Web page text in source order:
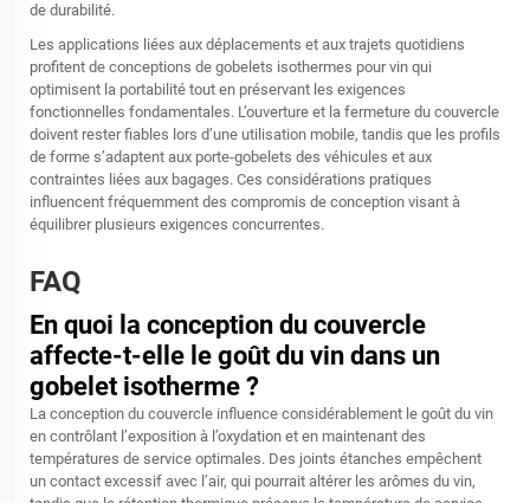
de durabilité.
Les applications liées aux déplacements et aux trajets quotidiens
profitent de conceptions de gobelets isothermes pour vin qui
optimisent la portabilité tout en préservant les exigences
fonctionnelles fondamentales. L’ouverture et la fermeture du couvercle
doivent rester fiables lors d’une utilisation mobile, tandis que les profils
de forme s’adaptent aux porte-gobelets des véhicules et aux
contraintes liées aux bagages. Ces considérations pratiques
influencent fréquemment des compromis de conception visant à
équilibrer plusieurs exigences concurrentes.
FAQ
En quoi la conception du couvercle
affecte-t-elle le goût du vin dans un
gobelet isotherme ?
La conception du couvercle influence considérablement le goût du vin
en contrôlant l’exposition à l’oxydation et en maintenant des
températures de service optimales. Des joints étanches empêchent
un contact excessif avec l’air, qui pourrait altérer les arômes du vin,